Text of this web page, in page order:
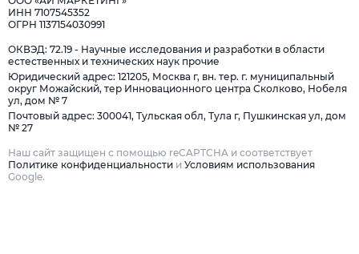
ИНН 7107545352
ОГРН 1137154030991
ОКВЭД: 72.19 - Научные исследования и разработки в области
естественных и технических наук прочие
Юридический адрес: 121205, Москва г, вн. тер. г. муниципальный
округ Можайский, тер Инновационного центра Сколково, Нобеля
ул, дом № 7
Почтовый адрес: 300041, Тульская обл, Тула г, Пушкинская ул, дом
№ 27
Наш сайт защищен с помощью reCAPTCHA и соответствует
Политике конфиденциальности и Условиям использования
Google.